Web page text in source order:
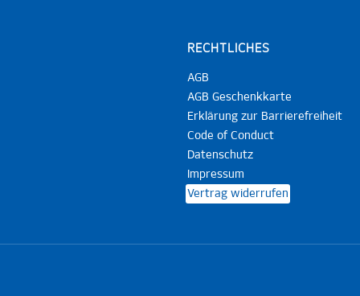
RECHTLICHES
AGB
AGB Geschenkkarte
Erklärung zur Barrierefreiheit
Code of Conduct
Datenschutz
Impressum
Vertrag widerrufen